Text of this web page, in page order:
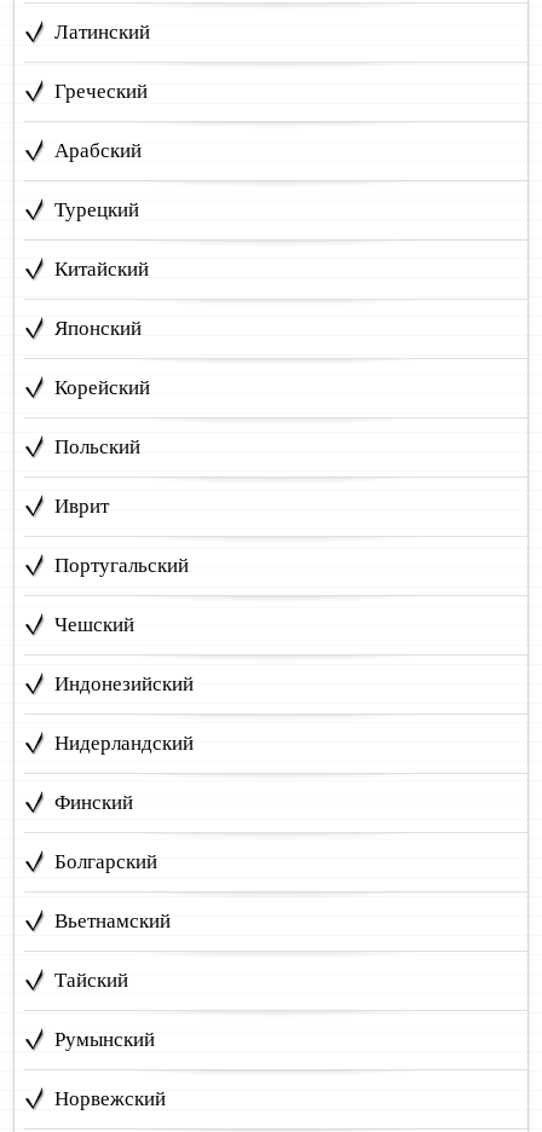
Латинский
Греческий
Арабский
Турецкий
Китайский
Японский
Корейский
Польский
Иврит
Португальский
Чешский
Индонезийский
Нидерландский
Финский
Болгарский
Вьетнамский
Тайский
Румынский
Норвежский